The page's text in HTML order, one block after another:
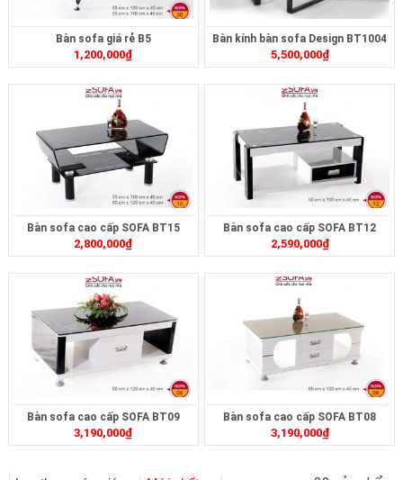
Bàn sofa giá rẻ B5
1,200,000₫
Bàn kính bàn sofa Design BT1004
5,500,000₫
Bàn sofa cao cấp SOFA BT15
2,800,000₫
Bàn sofa cao cấp SOFA BT12
2,590,000₫
Bàn sofa cao cấp SOFA BT09
3,190,000₫
Bàn sofa cao cấp SOFA BT08
3,190,000₫